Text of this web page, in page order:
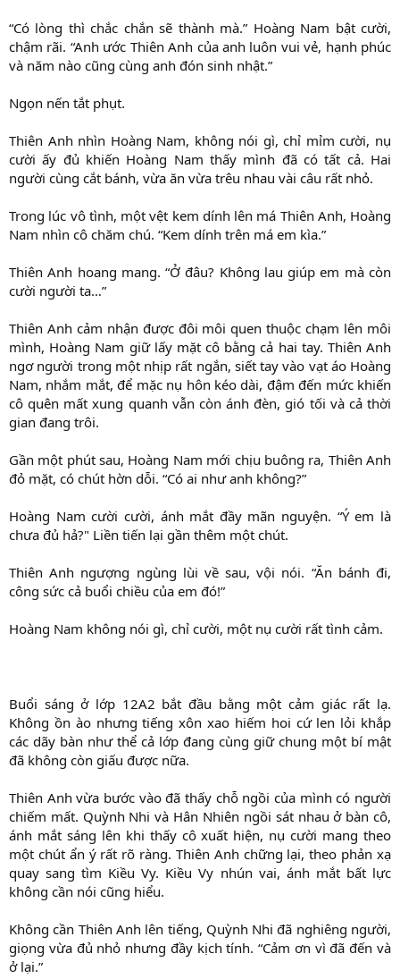
“Có lòng thì chắc chắn sẽ thành mà.” Hoàng Nam bật cười,
chậm rãi. “Anh ước Thiên Anh của anh luôn vui vẻ, hạnh phúc
và năm nào cũng cùng anh đón sinh nhật.”
Ngọn nến tắt phụt.
Thiên Anh nhìn Hoàng Nam, không nói gì, chỉ mỉm cười, nụ
cười ấy đủ khiến Hoàng Nam thấy mình đã có tất cả. Hai
người cùng cắt bánh, vừa ăn vừa trêu nhau vài câu rất nhỏ.
Trong lúc vô tình, một vệt kem dính lên má Thiên Anh, Hoàng
Nam nhìn cô chăm chú. “Kem dính trên má em kìa.”
Thiên Anh hoang mang. “Ở đâu? Không lau giúp em mà còn
cười người ta…”
Thiên Anh cảm nhận được đôi môi quen thuộc chạm lên môi
mình, Hoàng Nam giữ lấy mặt cô bằng cả hai tay. Thiên Anh
ngơ người trong một nhịp rất ngắn, siết tay vào vạt áo Hoàng
Nam, nhắm mắt, để mặc nụ hôn kéo dài, đậm đến mức khiến
cô quên mất xung quanh vẫn còn ánh đèn, gió tối và cả thời
gian đang trôi.
Gần một phút sau, Hoàng Nam mới chịu buông ra, Thiên Anh
đỏ mặt, có chút hờn dỗi. “Có ai như anh không?”
Hoàng Nam cười cười, ánh mắt đầy mãn nguyện. “Ý em là
chưa đủ hả?" Liền tiến lại gần thêm một chút.
Thiên Anh ngượng ngùng lùi về sau, vội nói. “Ăn bánh đi,
công sức cả buổi chiều của em đó!”
Hoàng Nam không nói gì, chỉ cười, một nụ cười rất tình cảm.
Buổi sáng ở lớp 12A2 bắt đầu bằng một cảm giác rất lạ.
Không ồn ào nhưng tiếng xôn xao hiếm hoi cứ len lỏi khắp
các dãy bàn như thể cả lớp đang cùng giữ chung một bí mật
đã không còn giấu được nữa.
Thiên Anh vừa bước vào đã thấy chỗ ngồi của mình có người
chiếm mất. Quỳnh Nhi và Hân Nhiên ngồi sát nhau ở bàn cô,
ánh mắt sáng lên khi thấy cô xuất hiện, nụ cười mang theo
một chút ẩn ý rất rõ ràng. Thiên Anh chững lại, theo phản xạ
quay sang tìm Kiều Vy. Kiều Vy nhún vai, ánh mắt bất lực
không cần nói cũng hiểu.
Không cần Thiên Anh lên tiếng, Quỳnh Nhi đã nghiêng người,
giọng vừa đủ nhỏ nhưng đầy kịch tính. “Cảm ơn vì đã đến và
ở lại.”